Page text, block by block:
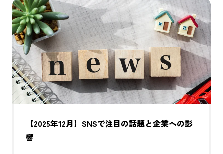
【2025年12月】SNSで注目の話題と企業への影
響